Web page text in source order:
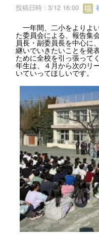
投稿日時 : 3/12 16:00
一年間、二小をよりよ
た委員会による、報告集
員長・副委員長を中心に
継いでいきたいことを発
ために全校を引っ張って
年生は、４月から次のリ
いていってほしいです。